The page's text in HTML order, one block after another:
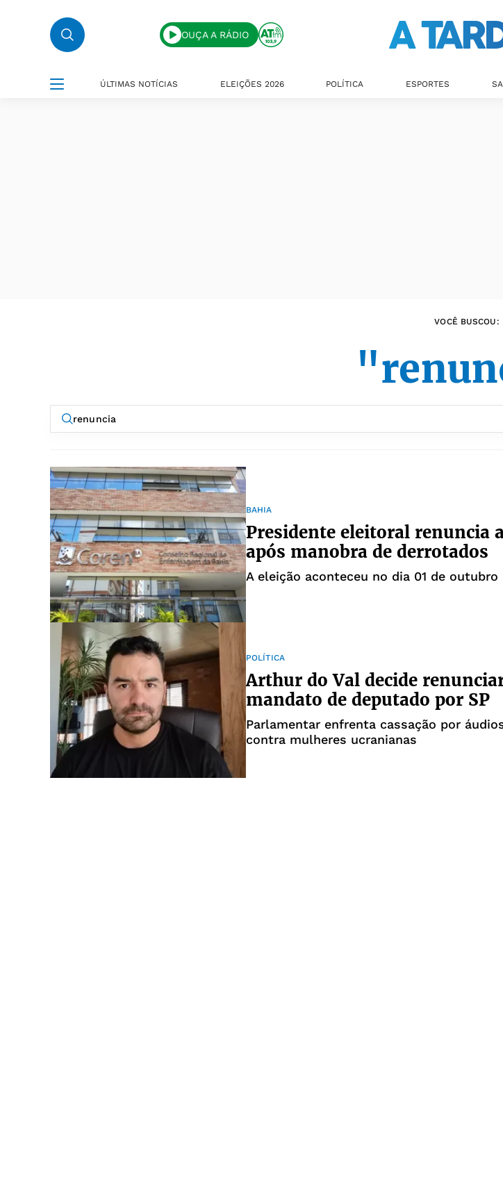
OUÇA A RÁDIO
ÚLTIMAS NOTÍCIAS ELEIÇÕES 2026 POLÍTICA ESPORTES
VOCÊ BUSCOU:
BAHIA
Presidente eleitoral renuncia
após manobra de derrotados
A eleição aconteceu no dia 01 de outubro
POLÍTICA
Arthur do Val decide
mandato de deputado por SP
Parlamentar enfrenta cassação por
contra mulheres ucranianas